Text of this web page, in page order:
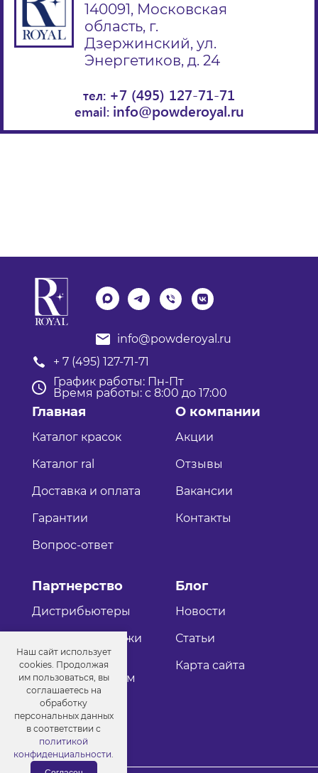
140091, Московская
область, г.
Дзержинский, ул.
Энергетиков, д. 24
тел: +7 (495) 127-71-71
email: info@powderoyal.ru
info@powderoyal.ru
+ 7 (495) 127-71-71
График работы: Пн-Пт
Время работы: с 8:00 до 17:00
Главная
Каталог красок
Каталог ral
Доставка и оплата
Гарантии
Вопрос-ответ
О компании
Акции
Отзывы
Вакансии
Контакты
Партнерство
Дистрибьютеры
Оптовые продажи
Как стать
дистрибьютером
Блог
Новости
Статьи
Карта сайта
Наш сайт использует
cookies. Продолжая
им пользоваться, вы
соглашаетесь на
обработку
персональных данных
в соответствии с
политикой
конфиденциальности.